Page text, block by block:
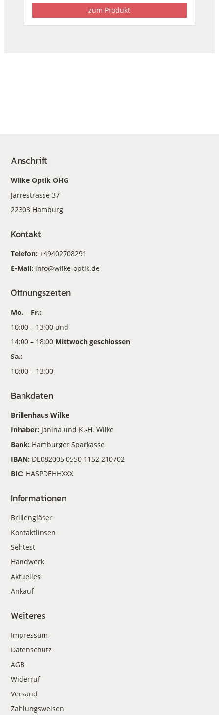
zum Produkt
Anschrift
Wilke Optik OHG
Jarrestrasse 37
22303 Hamburg
Kontakt
Telefon:+49402708291
E-Mail: info@wilke-optik.de
Öffnungszeiten
Mo. – Fr.:
10:00 – 13:00 und
14:00 – 18:00 Mittwoch geschlossen
Sa.:
10:00 – 13:00
Bankdaten
Brillenhaus Wilke
Inhaber: Janina und K.-H. Wilke
Bank: Hamburger Sparkasse
IBAN: DE082005 0550 1152 210702
BIC: HASPDEHHXXX
Informationen
Brillengläser
Kontaktlinsen
Sehtest
Handwerk
Aktuelles
Ankauf
Weiteres
Impressum
Datenschutz
AGB
Widerruf
Versand
Zahlungsweisen